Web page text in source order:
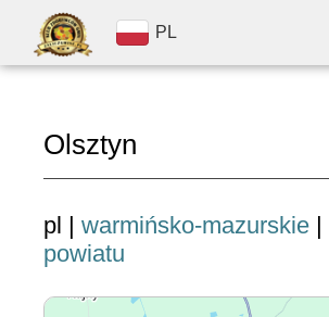
PL
Olsztyn
pl | warmińsko-mazurskie |
powiatu